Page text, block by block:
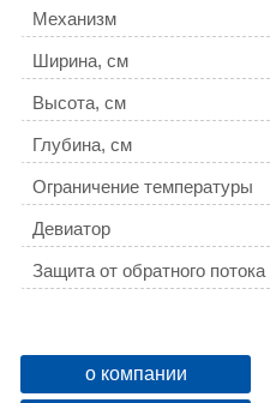
Механизм
Ширина, см
Высота, см
Глубина, см
Ограничение температуры
Девиатор
Защита от обратного потока
о компании